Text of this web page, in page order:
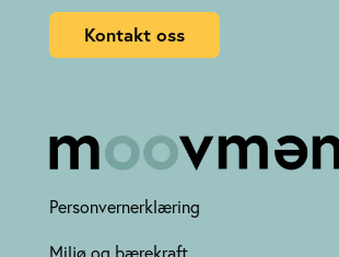
Kontakt oss
Personvernerklæring